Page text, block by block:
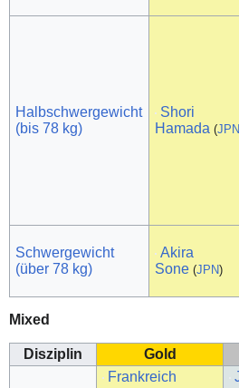
Halbschwergewicht
(bis 78 kg)
Shori
Hamada (
Schwergewicht
(über 78 kg)
Akira
Sone (JPN)
Mixed
Disziplin Gold
Frankreich